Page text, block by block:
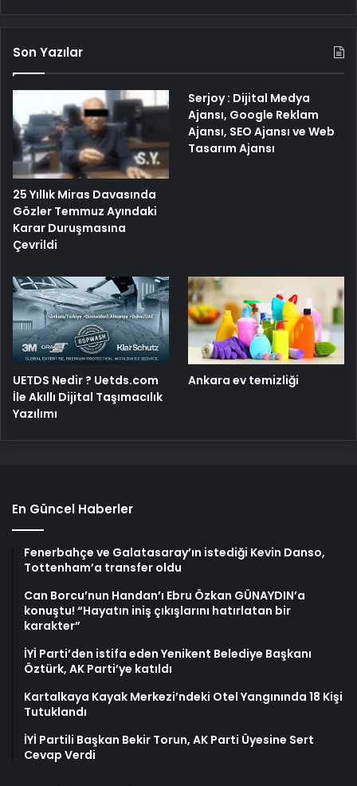
Son Yazılar
25 Yıllık Miras Davasında
Gözler Temmuz Ayındaki
Karar Duruşmasına
Çevrildi
Serjoy : Dijital Medya
Ajansı, Google Reklam
Ajansı, SEO Ajansı ve Web
Tasarım Ajansı
UETDS Nedir ? Uetds.com
İle Akıllı Dijital Taşımacılık
Yazılımı
Ankara ev temizliği
En Güncel Haberler
Fenerbahçe ve Galatasaray’ın istediği Kevin Danso,
Tottenham’a transfer oldu
Can Borcu’nun Handan’ı Ebru Özkan GÜNAYDIN’a
konuştu! “Hayatın iniş çıkışlarını hatırlatan bir
karakter”
İYİ Parti’den istifa eden Yenikent Belediye Başkanı
Öztürk, AK Parti’ye katıldı
Kartalkaya Kayak Merkezi’ndeki Otel Yangınında 18 Kişi
Tutuklandı
İYİ Partili Başkan Bekir Torun, AK Parti Üyesine Sert
Cevap Verdi